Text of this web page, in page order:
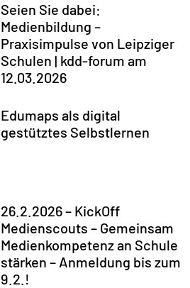
Seien Sie dabei:
Medienbildung –
Praxisimpulse von Leipziger
Schulen | kdd-forum am
12.03.2026
Edumaps als digital
gestütztes Selbstlernen
26.2.2026 – KickOff
Medienscouts – Gemeinsam
Medienkompetenz an Schule
stärken – Anmeldung bis zum
9.2.!